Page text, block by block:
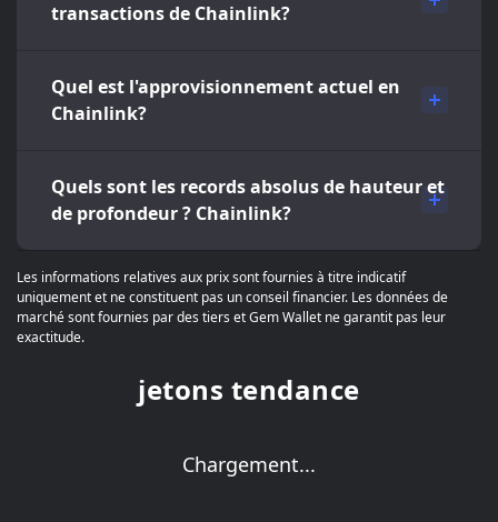
transactions de Chainlink?
Quel est l'approvisionnement actuel en
Chainlink?
Quels sont les records absolus de hauteur et
de profondeur ? Chainlink?
Les informations relatives aux prix sont fournies à titre indicatif
uniquement et ne constituent pas un conseil financier. Les données de
marché sont fournies par des tiers et Gem Wallet ne garantit pas leur
exactitude.
jetons tendance
Chargement...